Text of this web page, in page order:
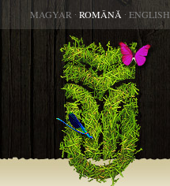
MAGYAR ∙ROMÂNĂ ∙ENGLISH